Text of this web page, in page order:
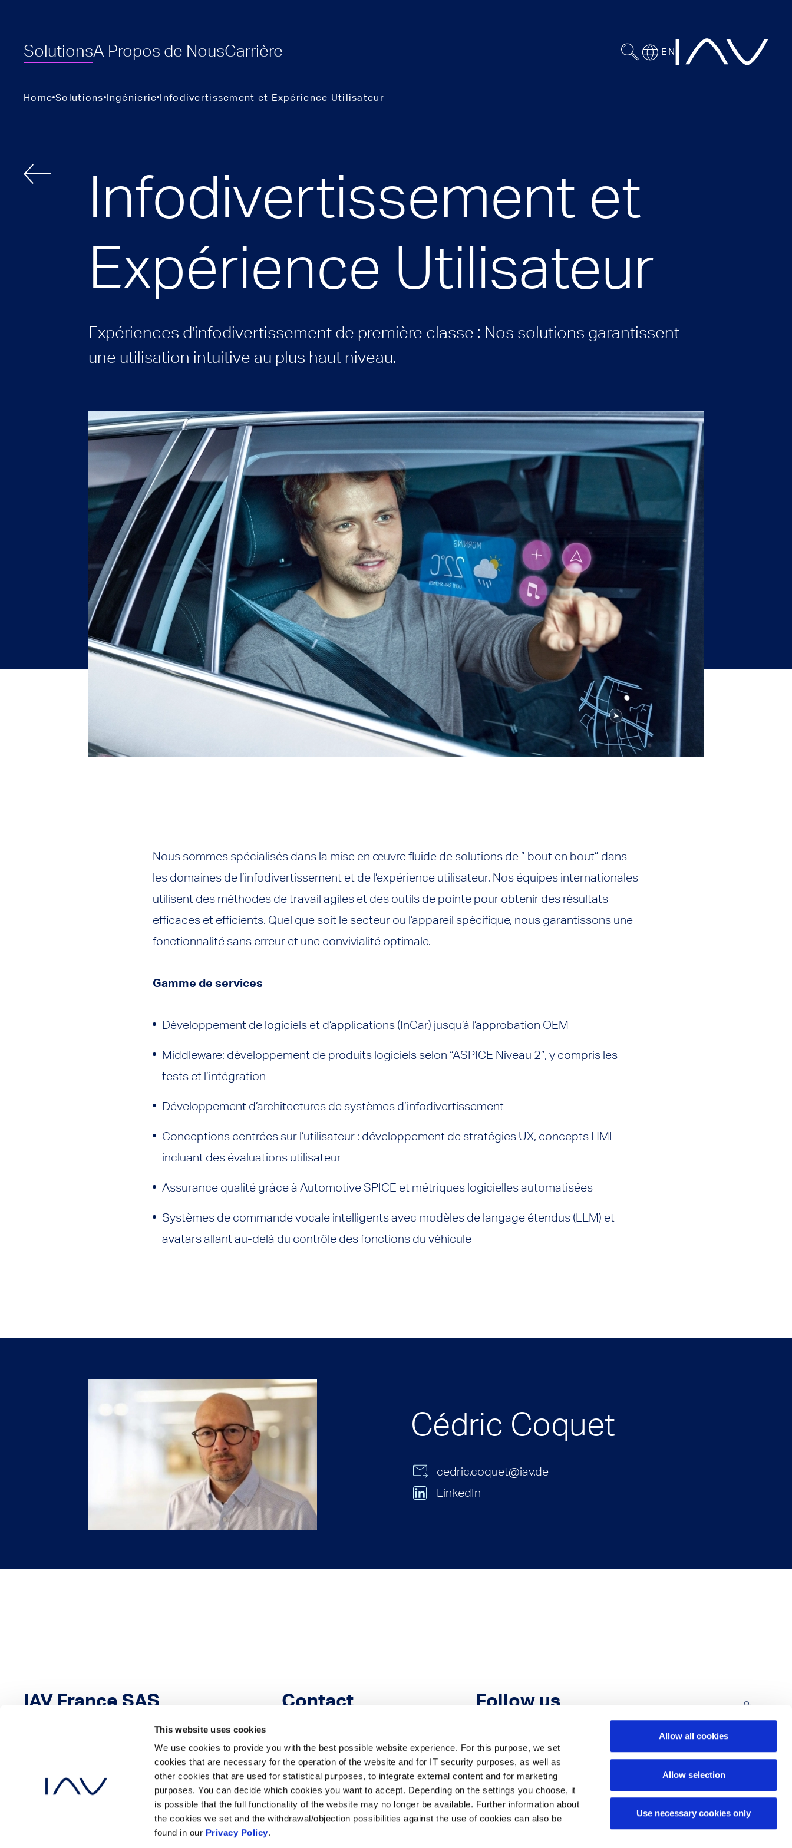
This website uses cookies
We use cookies to provide you with the best possible website experience. For this purpose, we set
cookies that are necessary for the operation of the website and for IT security purposes, as well as
other cookies that are used for statistical purposes, to integrate external content and for marketing
purposes. You can decide which cookies you want to accept. Depending on the settings you choose, it
is possible that the full functionality of the website may no longer be available. Further information about
the cookies we set and the withdrawal/objection possibilities against the use of cookies can also be
found in our Privacy Policy.
Allow all cookies
Allow selection
Use necessary cookies only
SolutionsA Propos de NousCarrière EN
Home Solutions Ingénierie Infodivertissement et Expérience Utilisateur
Infodivertissement et
Expérience Utilisateur
Expériences d'infodivertissement de première classe : Nos solutions garantissent
une utilisation intuitive au plus haut niveau.
Nous sommes spécialisés dans la mise en œuvre fluide de solutions de ” bout en bout” dans
les domaines de l’infodivertissement et de l’expérience utilisateur. Nos équipes internationales
utilisent des méthodes de travail agiles et des outils de pointe pour obtenir des résultats
efficaces et efficients. Quel que soit le secteur ou l’appareil spécifique, nous garantissons une
fonctionnalité sans erreur et une convivialité optimale.
Gamme de services
Développement de logiciels et d’applications (InCar) jusqu’à l’approbation OEM
Middleware: développement de produits logiciels selon “ASPICE Niveau 2”, y compris les
tests et l’intégration
Développement d’architectures de systèmes d’infodivertissement
Conceptions centrées sur l’utilisateur : développement de stratégies UX, concepts HMI
incluant des évaluations utilisateur
Assurance qualité grâce à Automotive SPICE et métriques logicielles automatisées
Systèmes de commande vocale intelligents avec modèles de langage étendus (LLM) et
avatars allant au-delà du contrôle des fonctions du véhicule
Cédric Coquet
cedric.coquet@iav.de
LinkedIn
IAV France SAS
France
Contact
france@iav.de
Follow us Back to Top